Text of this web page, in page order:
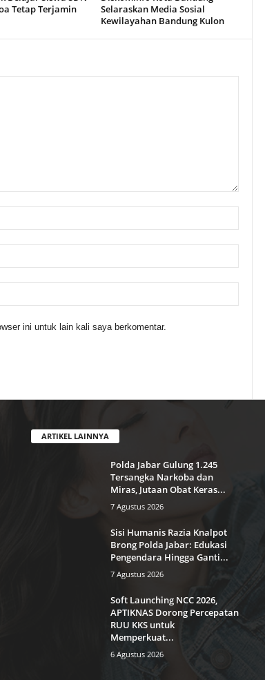
Tetap Terjamin
Selaraskan Media Sosial
Kewilayahan Bandung Kulon
ini untuk lain kali saya berkomentar.
ARTIKEL LAINNYA
Polda Jabar Gulung 1.245
Tersangka Narkoba dan
Miras, Jutaan Obat Keras...
7 Agustus 2026
Sisi Humanis Razia Knalpot
Brong Polda Jabar: Edukasi
Pengendara Hingga Ganti...
7 Agustus 2026
Soft Launching NCC 2026,
APTIKNAS Dorong Percepatan
RUU KKS untuk
Memperkuat...
6 Agustus 2026